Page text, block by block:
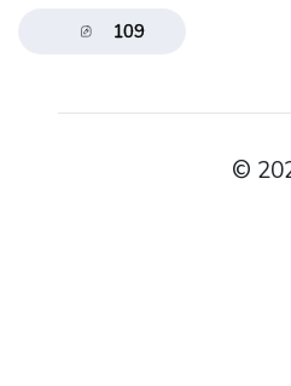
109
©